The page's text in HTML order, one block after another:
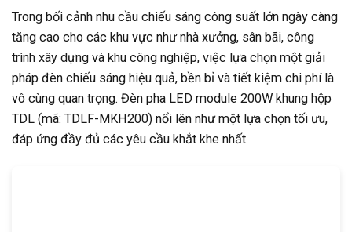
Trong bối cảnh nhu cầu chiếu sáng công suất lớn ngày càng
tăng cao cho các khu vực như nhà xưởng, sân bãi, công
trình xây dựng và khu công nghiệp, việc lựa chọn một giải
pháp đèn chiếu sáng hiệu quả, bền bỉ và tiết kiệm chi phí là
vô cùng quan trọng. Đèn pha LED module 200W khung hộp
TDL (mã: TDLF-MKH200) nổi lên như một lựa chọn tối ưu,
đáp ứng đầy đủ các yêu cầu khắt khe nhất.